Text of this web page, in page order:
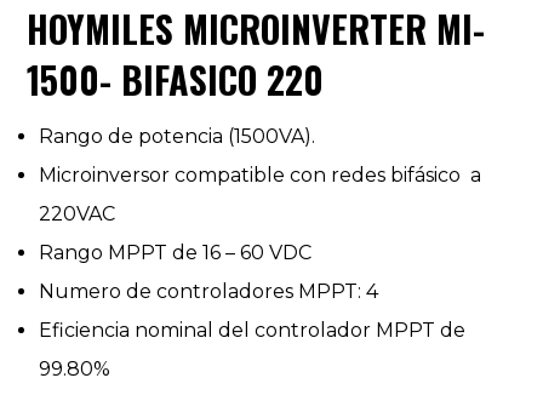
HOYMILES MICROINVERTER MI-
1500- BIFASICO 220
Rango de potencia (1500VA).
Microinversor compatible con redes bifásico a
220VAC
Rango MPPT de 16 – 60 VDC
Numero de controladores MPPT: 4
Eficiencia nominal del controlador MPPT de
99.80%